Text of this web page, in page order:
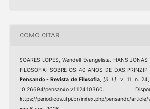
COMO CITAR
SOARES LOPES, Wendell Evangelista. HANS JONAS
FILOSOFIA: SOBRE OS 40 ANOS DE DAS PRINZIP
Pensando - Revista de Filosofia,[S. l.], v. 11, n.
10.26694/pensando.v11i24.10360.
https://periodicos.ufpi.br/index.php/pensando/